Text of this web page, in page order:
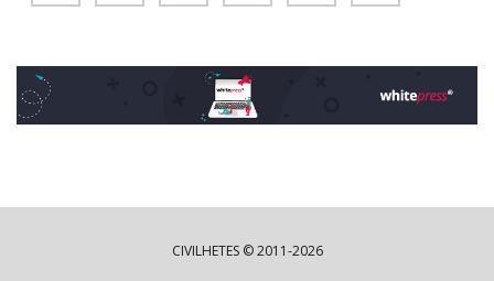
CIVILHETES © 2011-2026